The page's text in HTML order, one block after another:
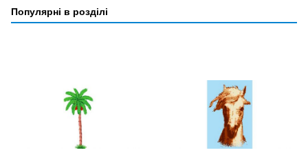
Популярні в розділі